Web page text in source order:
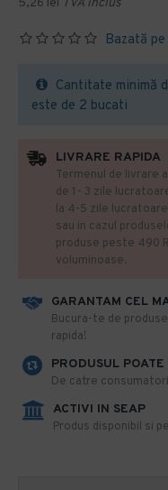
Bazată
5,26 lei TVA inclus
Cantitate minimă
este de 2 bucati
GARANTAM CEL
​Bucura-te de
rapida!
PRODUSUL
De catre
ACTIVI IN SEAP
Produs disponibil si
LIVRARE RAPIDA
Termenul de livrare
de 1- 3 zile
la 4-5 zile
sau in cazul
produse peste 490
voluminoase.